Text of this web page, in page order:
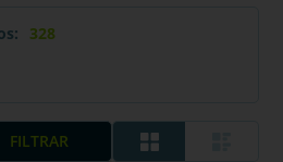
328
FILTRAR